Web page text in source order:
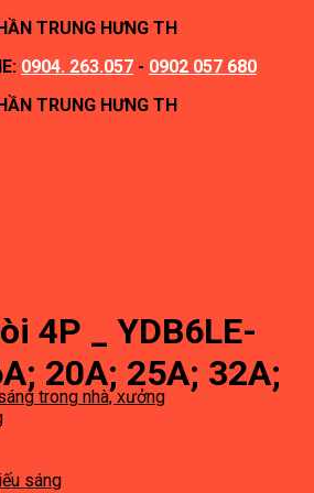
TRUNG HƯNG TH
0904. 263.057 - 0902 057 680
TRUNG HƯNG TH
trời
trong nhà, xưởng
sáng
4P _ YDB6LE-
20A; 25A; 32A;